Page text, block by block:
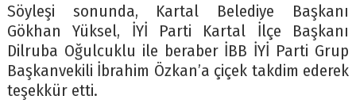
Söyleşi sonunda, Kartal Belediye Başkanı
Gökhan Yüksel, İYİ Parti Kartal İlçe Başkanı
Dilruba Oğulcuklu ile beraber İBB İYİ Parti Grup
Başkanvekili İbrahim Özkan’a çiçek takdim ederek
teşekkür etti.